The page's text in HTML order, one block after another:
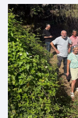
Un hombre se
Redondela